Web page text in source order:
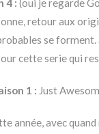
4 : (oui je regarde
retour aux
se forment.
cette serie qui
1 : Just
année, avec